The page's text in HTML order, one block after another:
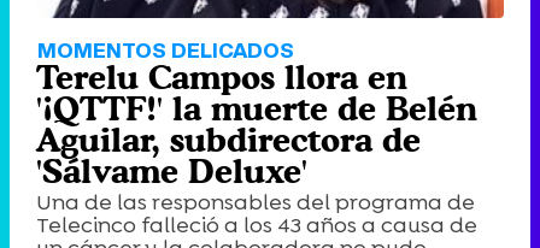
MOMENTOS DELICADOS
Terelu Campos llora en
'¡QTTF!' la muerte de Belén
Aguilar, subdirectora de
'Sálvame Deluxe'
Una de las responsables del programa de
Telecinco falleció a los 43 años a causa de